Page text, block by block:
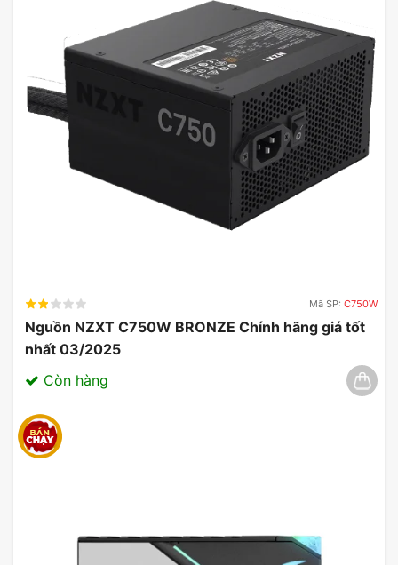
Mã SP: C750W
Nguồn NZXT C750W BRONZE Chính hãng giá tốt
nhất 03/2025
Còn hàng